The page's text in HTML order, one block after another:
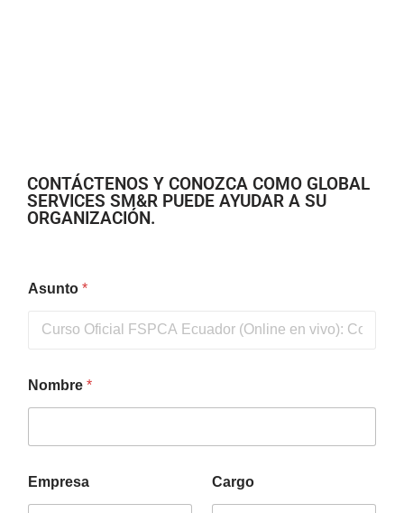
CONTÁCTENOS Y CONOZCA COMO GLOBAL
SERVICES SM&R PUEDE AYUDAR A SU
ORGANIZACIÓN.
Asunto *
Nombre *
Empresa Cargo